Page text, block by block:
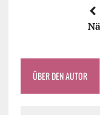
ÜBER DEN AUTOR